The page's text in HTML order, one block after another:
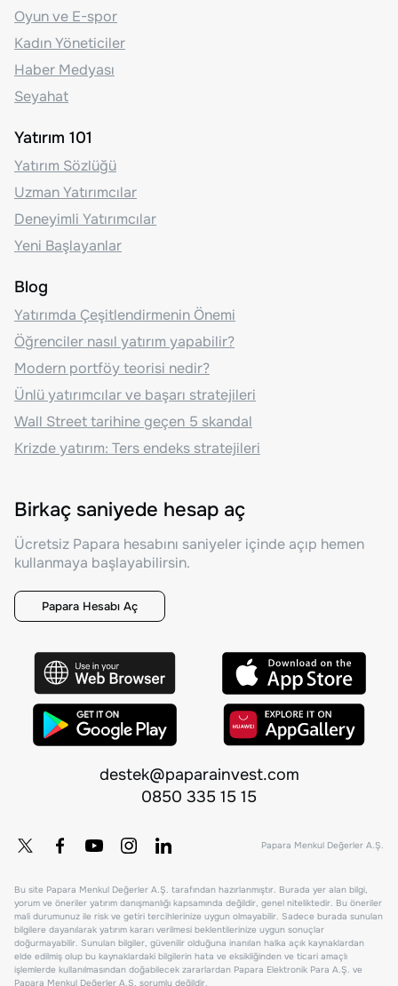
Oyun ve E-spor
Kadın Yöneticiler
Haber Medyası
Seyahat
Yatırım 101
Yatırım Sözlüğü
Uzman Yatırımcılar
Deneyimli Yatırımcılar
Yeni Başlayanlar
Blog
Yatırımda Çeşitlendirmenin Önemi
Öğrenciler nasıl yatırım yapabilir?
Modern portföy teorisi nedir?
Ünlü yatırımcılar ve başarı stratejileri
Wall Street tarihine geçen 5 skandal
Krizde yatırım: Ters endeks stratejileri
Birkaç saniyede hesap aç
Ücretsiz Papara hesabını saniyeler içinde açıp hemen
kullanmaya başlayabilirsin.
Papara Hesabı Aç
destek@paparainvest.com
0850 335 15 15
Papara Menkul Değerler A.Ş.
Bu site Papara Menkul Değerler A.Ş. tarafından hazırlanmıştır. Burada yer alan bilgi,
yorum ve öneriler yatırım danışmanlığı kapsamında değildir, genel niteliktedir. Bu öneriler
mali durumunuz ile risk ve getiri tercihlerinize uygun olmayabilir. Sadece burada sunulan
bilgilere dayanılarak yatırım kararı verilmesi beklentilerinize uygun sonuçlar
doğurmayabilir. Sunulan bilgiler, güvenilir olduğuna inanılan halka açık kaynaklardan
elde edilmiş olup bu kaynaklardaki bilgilerin hata ve eksikliğinden ve ticari amaçlı
işlemlerde kullanılmasından doğabilecek zararlardan Papara Elektronik Para A.Ş. ve
Papara Menkul Değerler A.Ş. sorumlu değildir.